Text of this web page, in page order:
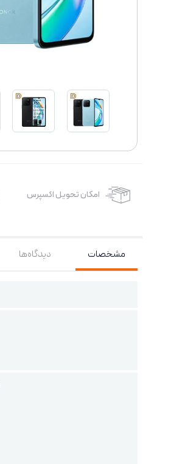
امکان تحویل اکسپرس
مشخصات دیدگاه‌ها